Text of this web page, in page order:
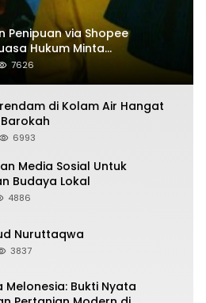
Penipuan via Shopee
Hukum Minta
Tagihan dan Hapus Bunga
7626
di Kolam Air Hangat
6993
Media Sosial Untuk
Budaya Lokal
4886
Nuruttaqwa
3837
Melonesia: Bukti Nyata